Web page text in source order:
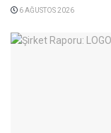
6 AĞUSTOS 2026